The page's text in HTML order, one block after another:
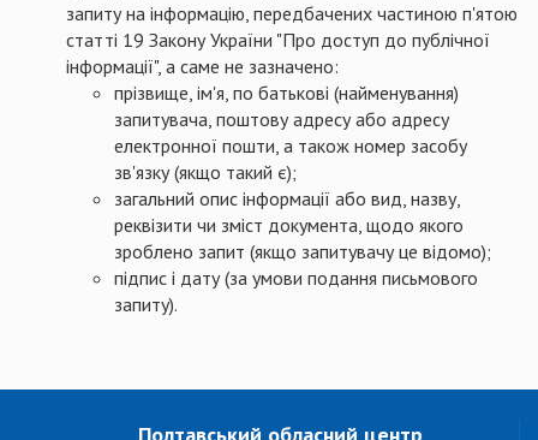
запиту на інформацію, передбачених частиною п'ятою
статті 19 Закону України "Про доступ до публічної
інформації", а саме не зазначено:
прізвище, ім'я, по батькові (найменування)
запитувача, поштову адресу або адресу
електронної пошти, а також номер засобу
зв'язку (якщо такий є);
загальний опис інформації або вид, назву,
реквізити чи зміст документа, щодо якого
зроблено запит (якщо запитувачу це відомо);
підпис і дату (за умови подання письмового
запиту).